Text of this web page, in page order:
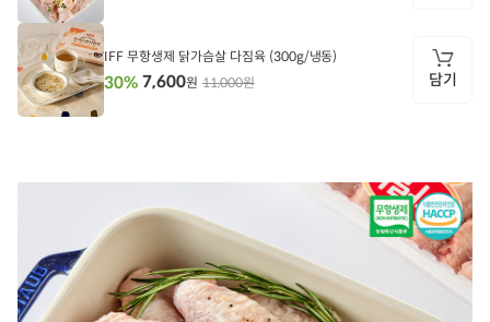
담
기
담
IFF 무항생제 닭가슴살 다짐육 (300g/냉동)
11,000원
30% 7,600원 담기